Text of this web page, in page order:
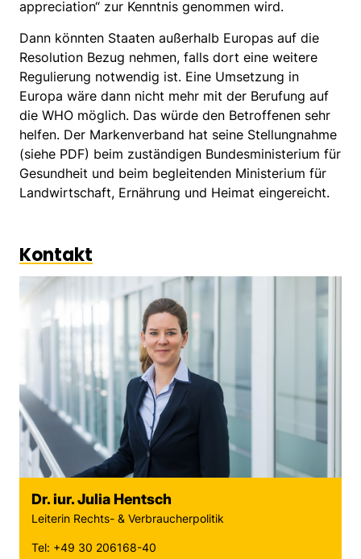
appreciation“ zur Kenntnis genommen wird.
Dann könnten Staaten außerhalb Europas auf die
Resolution Bezug nehmen, falls dort eine weitere
Regulierung notwendig ist. Eine Umsetzung in
Europa wäre dann nicht mehr mit der Berufung auf
die WHO möglich. Das würde den Betroffenen sehr
helfen. Der Markenverband hat seine Stellungnahme
(siehe PDF) beim zuständigen Bundesministerium für
Gesundheit und beim begleitenden Ministerium für
Landwirtschaft, Ernährung und Heimat eingereicht.
Kontakt
Dr. iur. Julia Hentsch
Leiterin Rechts- & Verbraucherpolitik
Tel: +49 30 206168-40